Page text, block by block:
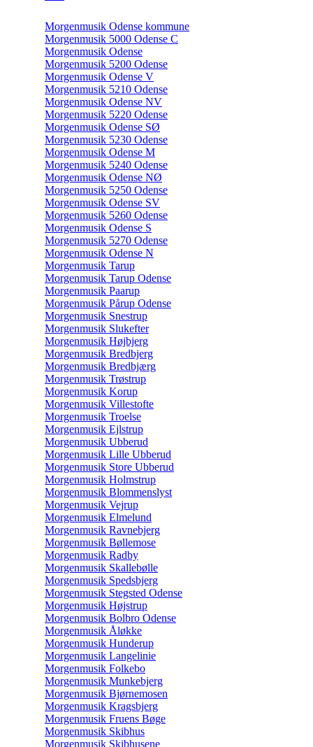
Morgenmusik Odense kommune
Morgenmusik 5000 Odense C
Morgenmusik Odense
Morgenmusik 5200 Odense
Morgenmusik Odense V
Morgenmusik 5210 Odense
Morgenmusik Odense NV
Morgenmusik 5220 Odense
Morgenmusik Odense SØ
Morgenmusik 5230 Odense
Morgenmusik Odense M
Morgenmusik 5240 Odense
Morgenmusik Odense NØ
Morgenmusik 5250 Odense
Morgenmusik Odense SV
Morgenmusik 5260 Odense
Morgenmusik Odense S
Morgenmusik 5270 Odense
Morgenmusik Odense N
Morgenmusik Tarup
Morgenmusik Tarup Odense
Morgenmusik Paarup
Morgenmusik Pårup Odense
Morgenmusik Snestrup
Morgenmusik Slukefter
Morgenmusik Højbjerg
Morgenmusik Bredbjerg
Morgenmusik Bredbjærg
Morgenmusik Trøstrup
Morgenmusik Korup
Morgenmusik Villestofte
Morgenmusik Troelse
Morgenmusik Ejlstrup
Morgenmusik Ubberud
Morgenmusik Lille Ubberud
Morgenmusik Store Ubberud
Morgenmusik Holmstrup
Morgenmusik Blommenslyst
Morgenmusik Vejrup
Morgenmusik Elmelund
Morgenmusik Ravnebjerg
Morgenmusik Bøllemose
Morgenmusik Radby
Morgenmusik Skallebølle
Morgenmusik Spedsbjerg
Morgenmusik Stegsted Odense
Morgenmusik Højstrup
Morgenmusik Bolbro Odense
Morgenmusik Åløkke
Morgenmusik Hunderup
Morgenmusik Langelinie
Morgenmusik Folkebo
Morgenmusik Munkebjerg
Morgenmusik Bjørnemosen
Morgenmusik Kragsbjerg
Morgenmusik Fruens Bøge
Morgenmusik Skibhus
Morgenmusik Skibhusene